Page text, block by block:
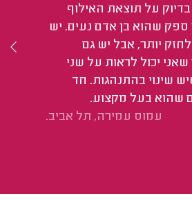
בדיוק על תוצאת האילוף
ספק שהוא בן אדם נעים. יש
יותר, אבל יש גם
יכול לראות על שני
שינוי בהתנהגות. חד
שהוא בעל מקצוע.
עמוס עמירה, תל אביב.